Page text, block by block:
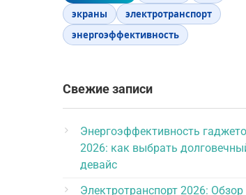
экраны
электротранспорт
энергоэффективность
Свежие записи
Энергоэффективность
2026: как выбрать
девайс
Электротранспорт 2026: Обзор